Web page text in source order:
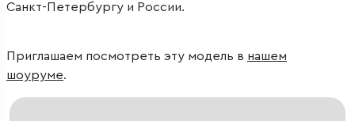
Санкт-Петербургу и России.
Приглашаем посмотреть эту модель в нашем
шоуруме.